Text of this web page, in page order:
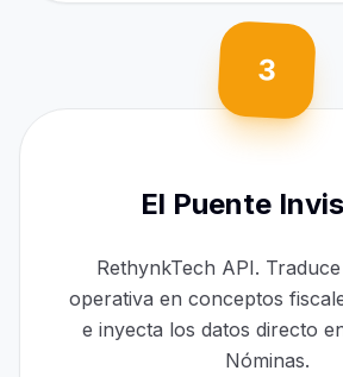
3
El Puente
RethynkTech API.
operativa en conceptos
e inyecta los datos directo
Nóminas.